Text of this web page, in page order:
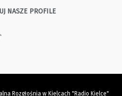
NASZE PROFILE
Rozgłośnia w Kielcach "Radio Kielce"